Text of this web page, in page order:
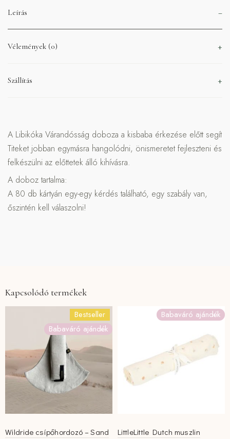
Leírás
Vélemények (0)
Szállítás
A Libikóka Várandósság doboza a kisbaba érkezése előtt segít
Titeket jobban egymásra hangolódni, önismeretet fejleszteni és
felkészülni az előttetek álló kihívásra.
A doboz tartalma:
A 80 db kártyán egy-egy kérdés található, egy szabály van,
őszintén kell válaszolni!
Kapcsolódó termékek
Bestseller
Babaváró ajándék
Wildride csípőhordozó – Sand
Babaváró ajándék
LittleLittle Dutch muszlin